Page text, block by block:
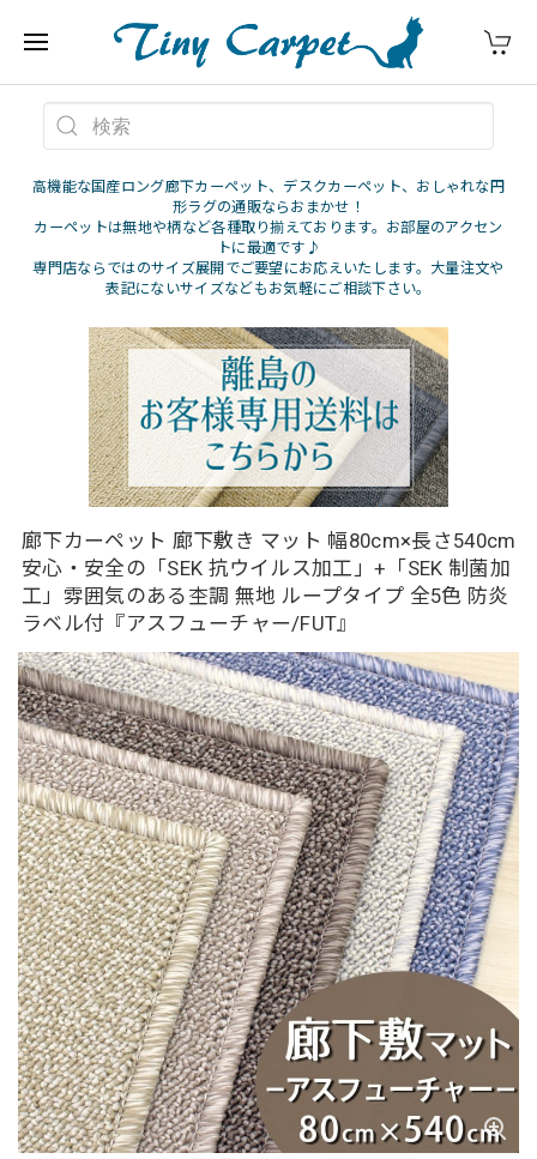
高機能な国産ロング廊下カーペット、デスクカーペット、おしゃれな円
形ラグの通販ならおまかせ！
カーペットは無地や柄など各種取り揃えております。お部屋のアクセン
トに最適です♪
専門店ならではのサイズ展開でご要望にお応えいたします。大量注文や
表記にないサイズなどもお気軽にご相談下さい。
廊下カーペット 廊下敷き マット 幅80cm×長さ540cm
安心・安全の「SEK 抗ウイルス加工」+「SEK 制菌加
工」雰囲気のある杢調 無地 ループタイプ 全5色 防炎
ラベル付『アスフューチャー/FUT』